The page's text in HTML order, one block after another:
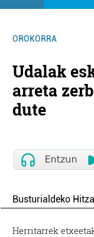
OROKORRA
Udalak
arreta
dute
Busturialdeko Hitza
Herritarrek